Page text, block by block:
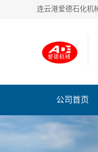
公司首页